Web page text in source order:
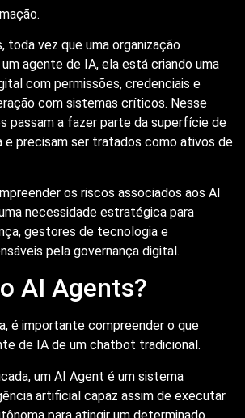
toda vez que uma organização
agente de IA, ela está criando uma
com permissões, credenciais e
com sistemas críticos. Nesse
passam a fazer parte da superfície de
e precisam ser tratados como ativos de
os riscos associados aos AI
necessidade estratégica para
gestores de tecnologia e
pela governança digital.
AI Agents?
é importante compreender o que
de IA de um chatbot tradicional.
um AI Agent é um sistema
artificial capaz assim de executar
para atingir um determinado